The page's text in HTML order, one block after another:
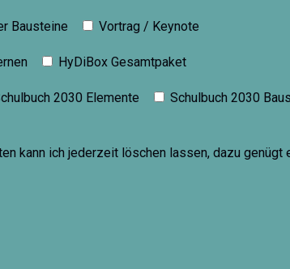
Bausteine Vortrag / Keynote
HyDiBox Gesamtpaket
2030 Elemente Schulbuch 2030
kann ich jederzeit löschen lassen, dazu genügt